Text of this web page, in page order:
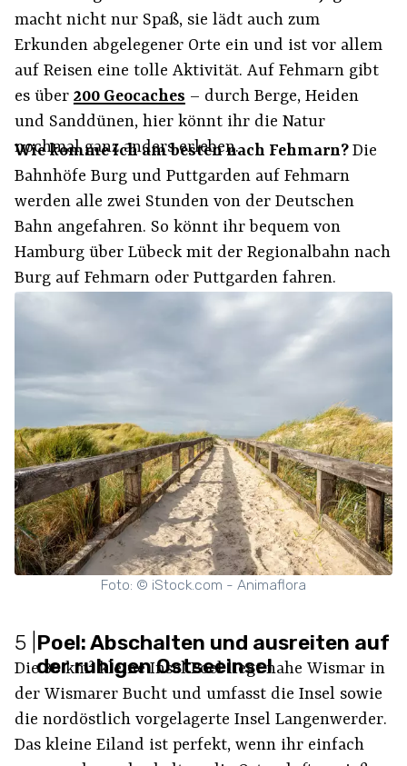
macht nicht nur Spaß, sie lädt auch zum
Erkunden abgelegener Orte ein und ist vor allem
auf Reisen eine tolle Aktivität. Auf Fehmarn gibt
es über 200 Geocaches – durch Berge, Heiden
und Sanddünen, hier könnt ihr die Natur
nochmal ganz anders erleben.
Wie komme ich am besten nach Fehmarn?Die
Bahnhöfe Burg und Puttgarden auf Fehmarn
werden alle zwei Stunden von der Deutschen
Bahn angefahren. So könnt ihr bequem von
Hamburg über Lübeck mit der Regionalbahn nach
Burg auf Fehmarn oder Puttgarden fahren.
Foto: © iStock.com - Animaflora
5 Poel: Abschalten und ausreiten auf
der ruhigen Ostseeinsel
Die 36 km² kleine Insel Poel liegt nahe Wismar in
der Wismarer Bucht und umfasst die Insel sowie
die nordöstlich vorgelagerte Insel Langenwerder.
Das kleine Eiland ist perfekt, wenn ihr einfach